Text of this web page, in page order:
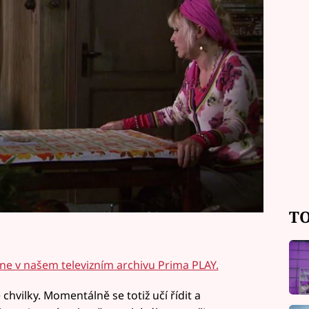
v našem televizním archivu Prima PLAY.
Momentálně se totiž učí řídit a